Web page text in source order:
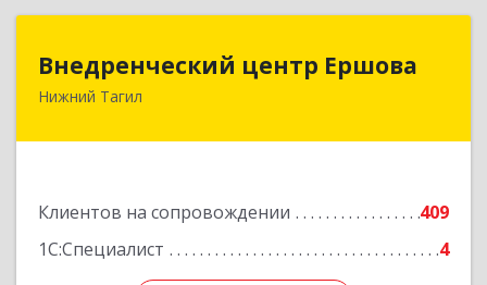
Внедренческий центр Ершова
Нижний Тагил
Клиентов на сопровождении
409
1С:Специалист
4
Внедренческий центр Ершова
622030, Свердловская обл, Нижний Тагил г,